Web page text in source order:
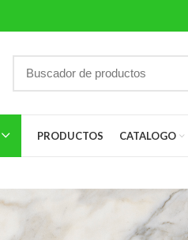
PRODUCTOS CATALOGO